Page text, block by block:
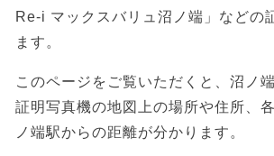
Re-i マックスバリュ沼ノ端」などの
ます。
このページをご覧いただくと、沼ノ
証明写真機の地図上の場所や住所、
ノ端駅からの距離が分かります。